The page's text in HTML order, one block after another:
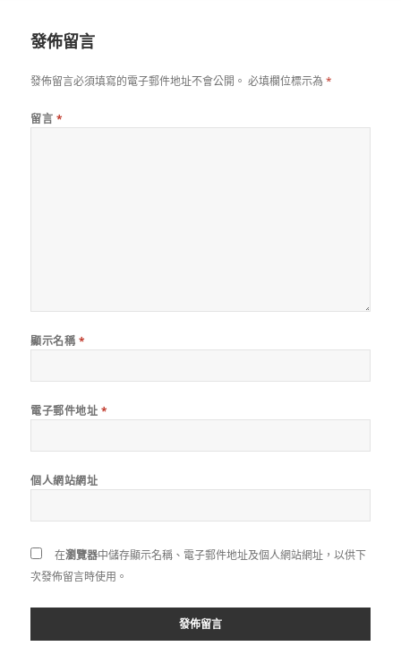
發佈留言
發佈留言必須填寫的電子郵件地址不會公開。 必填欄位標示為*
留言 *
顯示名稱 *
電子郵件地址 *
個人網站網址
在瀏覽器中儲存顯示名稱、電子郵件地址及個人網站網址，以供下
次發佈留言時使用。